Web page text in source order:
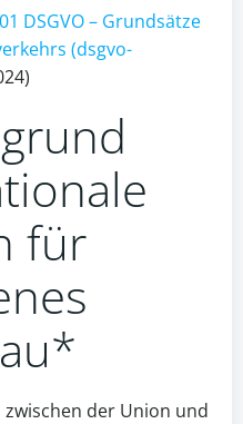
DSGVO – Grundsätze
(dsgvo-
für
der Union und